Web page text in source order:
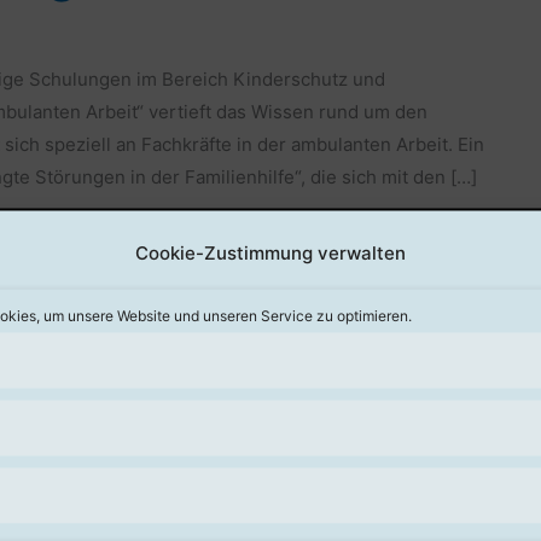
Cookie-Zustimmung verwalten
um unsere Website und unseren Service zu optimieren.
Schulungen im Bereich Kinderschutz und
Arbeit“ vertieft das Wissen rund um den
speziell an Fachkräfte in der ambulanten Arbeit. Ein
Störungen in der Familienhilfe“, die sich mit den […]